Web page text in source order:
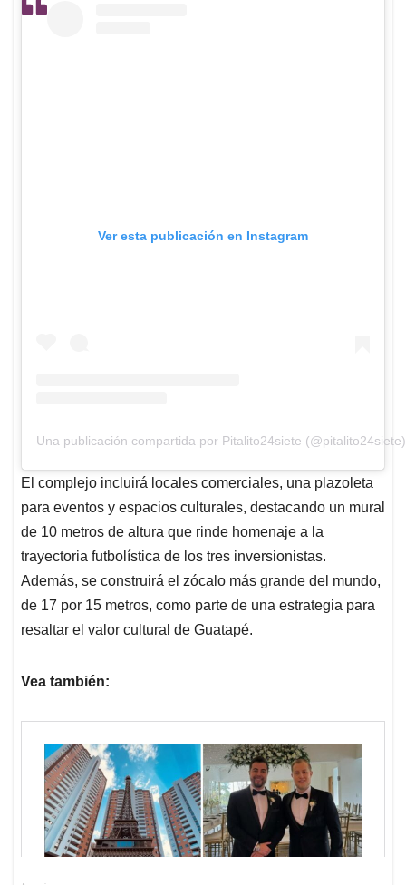
Ver esta publicación en Instagram
Una publicación compartida por Pitalito24siete (@pitalito24siete)
El complejo incluirá locales comerciales, una plazoleta
para eventos y espacios culturales, destacando un mural
de 10 metros de altura que rinde homenaje a la
trayectoria futbolística de los tres inversionistas.
Además, se construirá el zócalo más grande del mundo,
de 17 por 15 metros, como parte de una estrategia para
resaltar el valor cultural de Guatapé.
Vea también: